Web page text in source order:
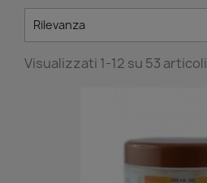
Rilevanza
Visualizzati 1-12 su 53 articoli